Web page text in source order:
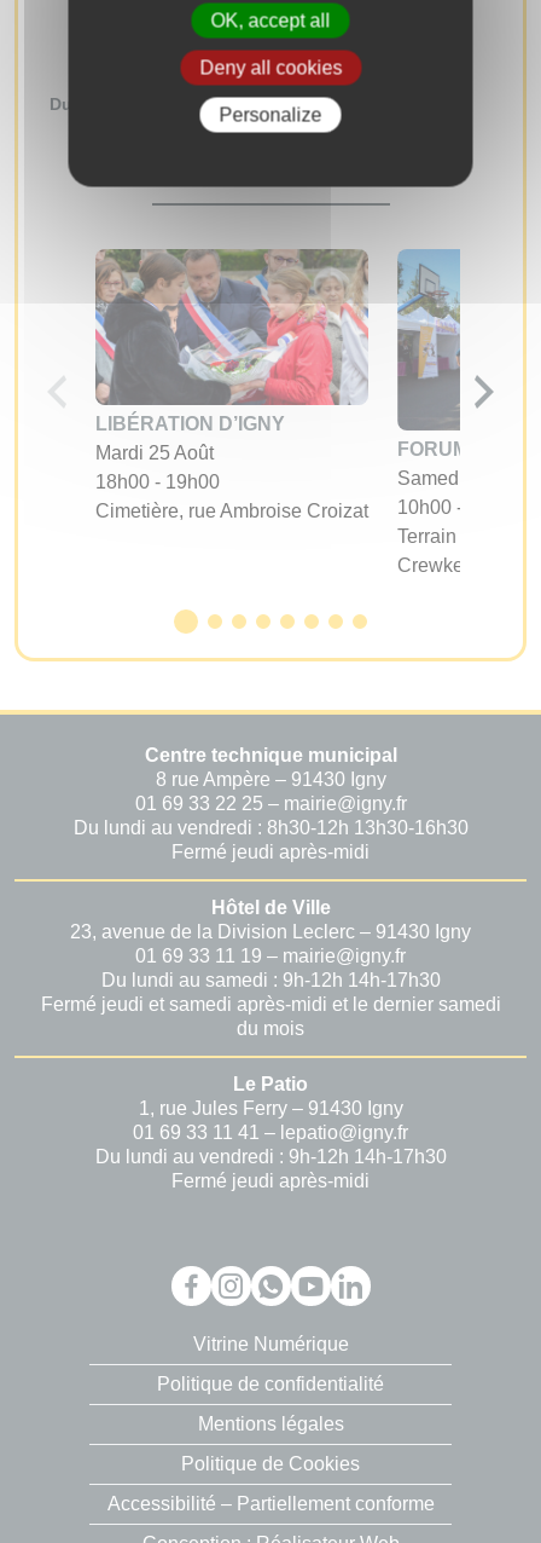
AUTRES ÉVÉNEMENTS
Du au
LIBÉRATION D’IGNY
Mardi 25 Août
18h00 - 19h00
Cimetière, rue Ambroise Croizat
FORUM DES
Samedi 05
10h00 - 17h00
Terrain
Crewkerne
Centre technique municipal
8 rue Ampère – 91430 Igny
01 69 33 22 25 – mairie@igny.fr
Du lundi au vendredi : 8h30-12h 13h30-16h30
Fermé jeudi après-midi
Hôtel de Ville
23, avenue de la Division Leclerc – 91430 Igny
01 69 33 11 19 – mairie@igny.fr
Du lundi au samedi : 9h-12h 14h-17h30
Fermé jeudi et samedi après-midi et le dernier samedi
du mois
Le Patio
1, rue Jules Ferry – 91430 Igny
01 69 33 11 41 – lepatio@igny.fr
Du lundi au vendredi : 9h-12h 14h-17h30
Fermé jeudi après-midi
Vitrine Numérique
Politique de confidentialité
Mentions légales
Politique de Cookies
Accessibilité – Partiellement conforme
OK, accept all
Deny all cookies
Personalize